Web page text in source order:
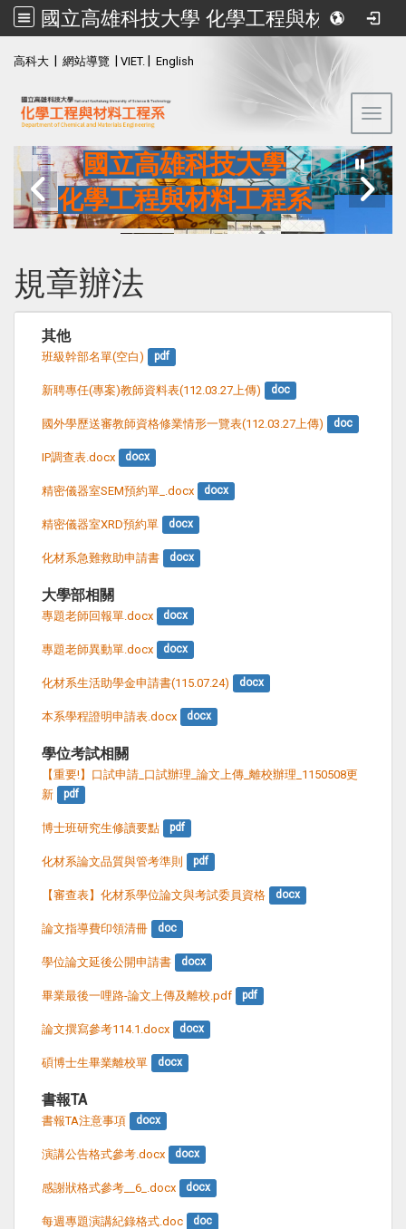
國立高雄科技大學 化學工程與材料工程系
高科大 網站導覽 VIET. English
國立高雄科技大學
化學工程與材料工程系
規章辦法
其他
班級幹部名單(空白) pdf
新聘專任(專案)教師資料表(112.03.27上傳) doc
國外學歷送審教師資格修業情形一覽表(112.03.27上傳) doc
IP調查表.docx docx
精密儀器室SEM預約單_.docx docx
精密儀器室XRD預約單 docx
化材系急難救助申請書 docx
大學部相關
專題老師回報單.docx docx
專題老師異動單.docx docx
化材系生活助學金申請書(115.07.24) docx
本系學程證明申請表.docx docx
學位考試相關
【重要!】口試申請_口試辦理_論文上傳_離校辦理_1150508更
新
pdf
博士班研究生修讀要點 pdf
化材系論文品質與管考準則 pdf
【審查表】化材系學位論文與考試委員資格 docx
論文指導費印領清冊 doc
學位論文延後公開申請書 docx
畢業最後一哩路-論文上傳及離校.pdf pdf
論文撰寫參考114.1.docx docx
碩博士生畢業離校單 docx
書報TA
書報TA注意事項 docx
演講公告格式參考.docx docx
感謝狀格式參考__6_.docx docx
每週專題演講紀錄格式.doc doc